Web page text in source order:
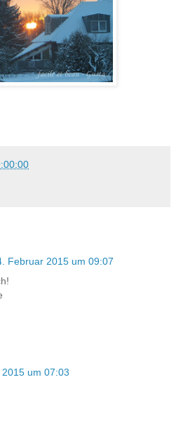
Februar 2015 um 09:07
um 07:03